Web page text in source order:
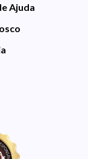
Ajuda